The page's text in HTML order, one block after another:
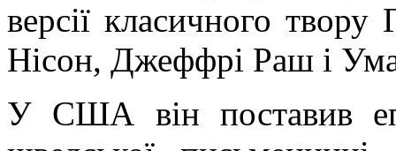
версії класичного
Нісон, Джеффрі Раш і
У США він поставив